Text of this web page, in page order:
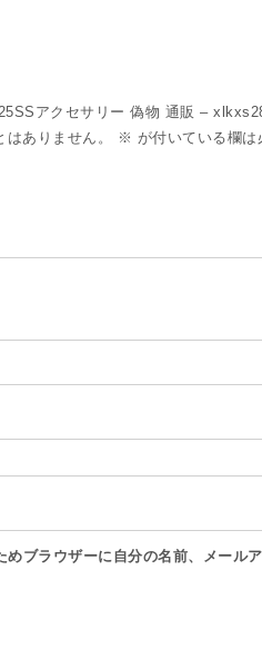
アクセサリー 偽物 通販 –
ありません。
※ が付いている欄
めブラウザーに自分の名前、メール